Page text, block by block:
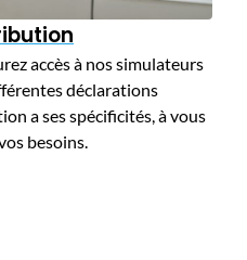
accès à nos simulateurs
déclarations
a ses spécificités, à vous
besoins.